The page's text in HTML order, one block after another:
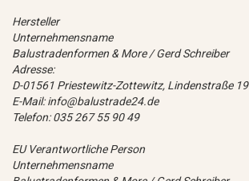
Hersteller
Unternehmensname
Balustradenformen & More / Gerd Schreiber
Adresse:
D-01561 Priestewitz-Zottewitz, Lindenstraße 19
E-Mail: info@balustrade24.de
Telefon: 035 267 55 90 49
EU Verantwortliche Person
Unternehmensname